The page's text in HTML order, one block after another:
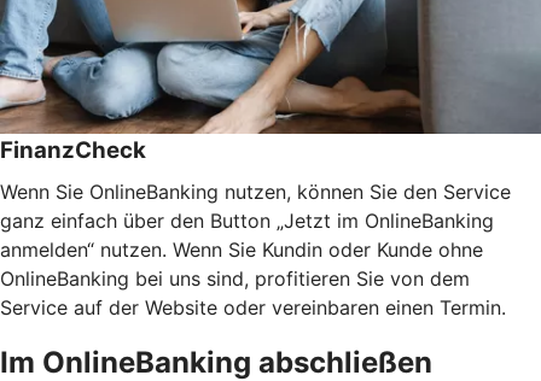
FinanzCheck
Wenn Sie OnlineBanking nutzen, können Sie den Service
ganz einfach über den Button „Jetzt im OnlineBanking
anmelden“ nutzen. Wenn Sie Kundin oder Kunde ohne
OnlineBanking bei uns sind, profitieren Sie von dem
Service auf der Website oder vereinbaren einen Termin.
Im OnlineBanking abschließen